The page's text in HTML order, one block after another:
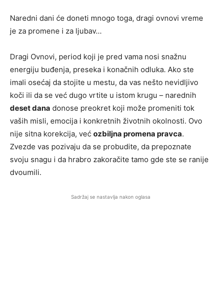
Naredni dani će doneti mnogo toga, dragi ovnovi vreme
je za promene i za ljubav…
Dragi Ovnovi, period koji je pred vama nosi snažnu
energiju buđenja, preseka i konačnih odluka. Ako ste
imali osećaj da stojite u mestu, da vas nešto nevidljivo
koči ili da se već dugo vrtite u istom krugu – narednih
deset dana donose preokret koji može promeniti tok
vaših misli, emocija i konkretnih životnih okolnosti. Ovo
nije sitna korekcija, već ozbiljna promena pravca.
Zvezde vas pozivaju da se probudite, da prepoznate
svoju snagu i da hrabro zakoračite tamo gde ste se ranije
dvoumili.
Sadržaj se nastavlja nakon oglasa